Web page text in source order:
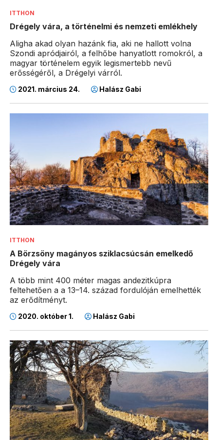
ITTHON
Drégely vára, a történelmi és nemzeti emlékhely
Aligha akad olyan hazánk fia, aki ne hallott volna
Szondi apródjairól, a felhőbe hanyatlott romokról, a
magyar történelem egyik legismertebb nevű
erősségéről, a Drégelyi várról.
2021. március 24. Halász Gabi
ITTHON
A Börzsöny magányos sziklacsúcsán emelkedő
Drégely vára
A több mint 400 méter magas andezitkúpra
feltehetően a a 13–14. század fordulóján emelhették
az erődítményt.
2020. október 1. Halász Gabi